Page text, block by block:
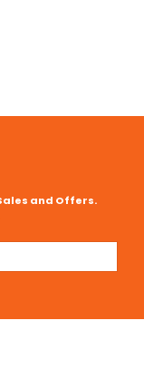
and Offers.